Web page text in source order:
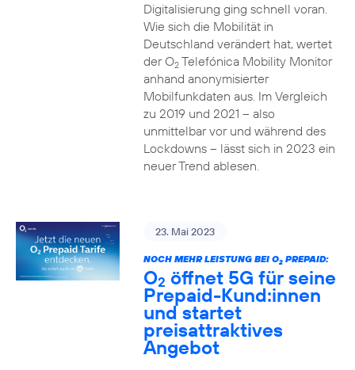
Digitalisierung ging schnell voran.
Wie sich die Mobilität in
Deutschland verändert hat, wertet
der O2Telefónica Mobility Monitor
anhand anonymisierter
Mobilfunkdaten aus. Im Vergleich
zu 2019 und 2021 – also
unmittelbar vor und während des
Lockdowns – lässt sich in 2023 ein
neuer Trend ablesen.
23. Mai 2023
NOCH MEHR LEISTUNG BEI O2PREPAID:
O2 öffnet 5G für seine
Prepaid-Kund:innen
und startet
preisattraktives
Angebot